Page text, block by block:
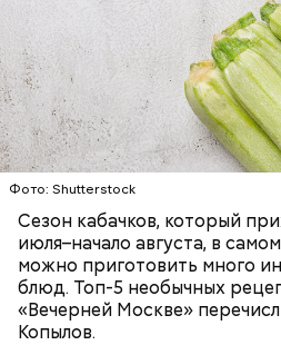
Фото: Shutterstock
Сезон кабачков, который
июля–начало августа, в
можно приготовить много
блюд. Топ-5 необычных
«Вечерней Москве»
Копылов.
ЕДА ОВОЩИ РЕЦЕПТЫ